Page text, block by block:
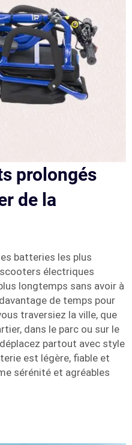
prolongés
de la
batteries les plus
électriques
longtemps sans avoir à
de temps pour
traversiez la ville, que
dans le parc ou sur le
partout avec style
est légère, fiable et
sérénité et agréables